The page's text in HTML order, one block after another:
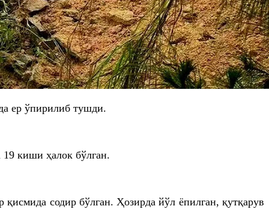
ер ўпирилиб тушди.
киши ҳалок бўлган.
содир бўлган. Ҳозирда йўл ёпилган, қутқарув